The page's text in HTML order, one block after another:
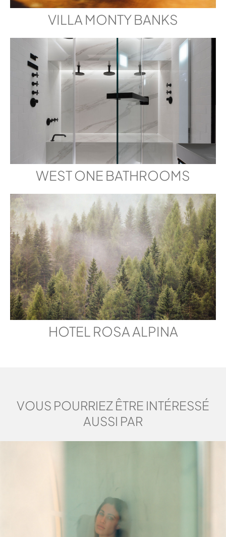
VILLA MONTY BANKS
WEST ONE BATHROOMS
HOTEL ROSA ALPINA
VOUS POURRIEZ ÊTRE INTÉRESSÉ
AUSSI PAR